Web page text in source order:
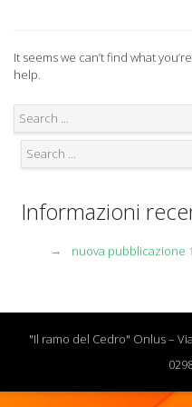
It seems we can’t find what
help.
Informazioni
nuova pubblicazione
"Il ramo del Cedro" Onlus –